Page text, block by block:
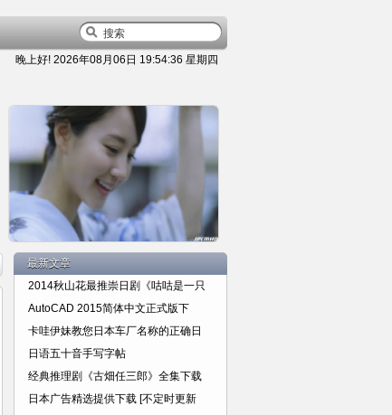
晚上好! 2026年08月06日 19:54:37 星期四
详细内容
日本广告精选提供下载 [不定时更
最新文章
2014秋山花最推崇日剧《咕咕是一只
AutoCAD 2015简体中文正式版下
卡哇伊妹教您日本车厂名称的正确日
日语五十音手写字帖
经典推理剧《古畑任三郎》全集下载
日本广告精选提供下载 [不定时更新